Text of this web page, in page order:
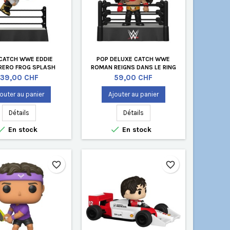
WWE EDDIE
FROG SPLASH
Prix
39,00 CHF
au panier
Détails
En stock
POP DELUXE CATCH WWE
ROMAN REIGNS DANS LE RING
Prix
59,00 CHF
Ajouter au panier
Détails
 En stock
favorite_border favorite_border